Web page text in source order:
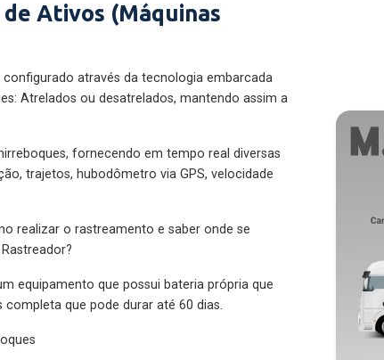
Ativos (Máquinas
através da tecnologia embarcada
Atrelados ou desatrelados, mantendo assim a
fornecendo em tempo real diversas
trajetos, hubodômetro via GPS, velocidade
realizar o rastreamento e saber onde se
equipamento que possui bateria própria que
que pode durar até 60 dias.